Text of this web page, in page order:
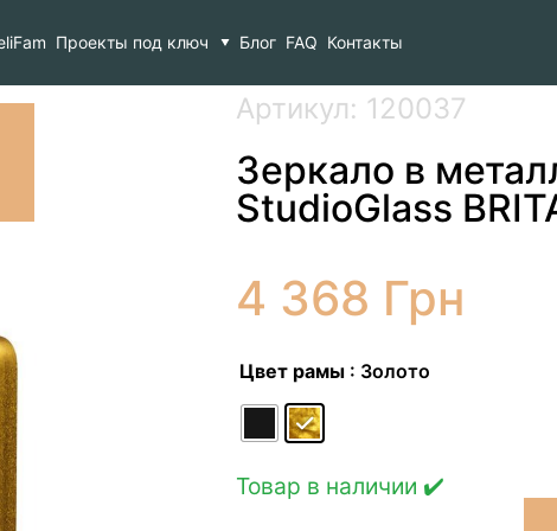
Проекты под ключ Блог FAQ Контакты
Артикул: 120037
Зеркало в
StudioGlass
4 368 Грн
Цвет рамы : Золото
Товар в наличии ✔️